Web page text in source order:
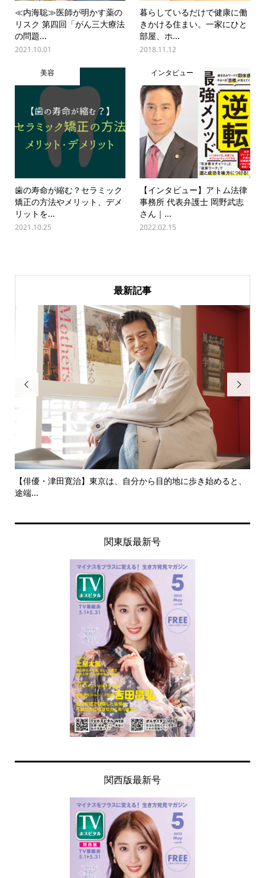
≪内海聡≫医師が明かす薬の
リスク 第四回「がん三大療法
の問題...
2021.10.01
暮らしているだけで健康に働
きかける住まい。一家にひと
部屋、ホ...
2018.11.12
美容
歯の寿命が縮む？セラミック
矯正の方法やメリット、デメ
リットを...
2021.10.25
インタビュー
【インタビュー】アトム法律
事務所 代表弁護士 岡野武志
さん｜...
2022.02.15
最新記事

【俳優・津田寛治】東京は、自分から目的地に歩き始めると、
途端...
いつ

関東版最新号
関西版最新号